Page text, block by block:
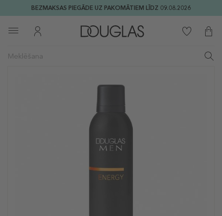
BEZMAKSAS PIEGĀDE UZ PAKOMĀTIEM LĪDZ 09.08.2026